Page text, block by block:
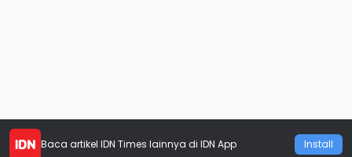
Baca artikel IDN Times lainnya di IDN App Install